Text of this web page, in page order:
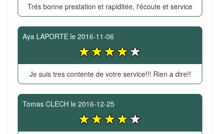
Trés bonne prestation et rapiditée, l'écoute et service
Aya LAPORTE le 2016-11-06
Je suis tres contente de votre service!!! Rien a dire!!
Tomas CLECH le 2016-12-25